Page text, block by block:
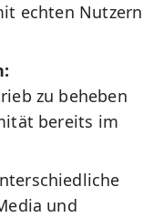
echten Nutzern
zu beheben
bereits im
und